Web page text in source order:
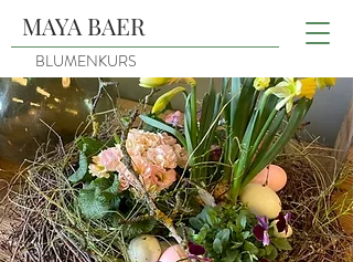
MAYA BAER
BLUMENKURS